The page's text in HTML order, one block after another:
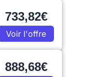
733,82€
Voir l'offre
888,68€